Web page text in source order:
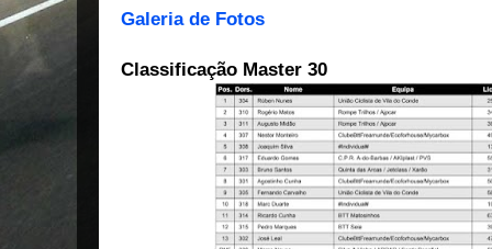
Galeria de Fotos
Classificação Master 30